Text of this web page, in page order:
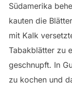
Südamerika
kauten die
mit Kalk
Tabakblätter zu
geschnupft. In
zu kochen und